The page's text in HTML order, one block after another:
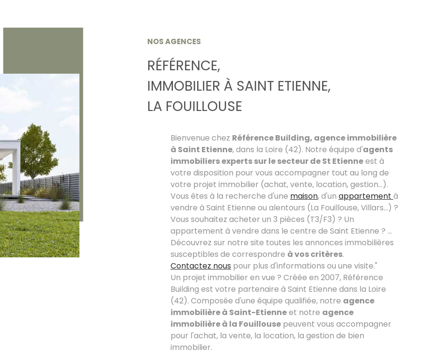
NOS AGENCES
RÉFÉRENCE,
IMMOBILIER À SAINT ETIENNE,
LA FOUILLOUSE
Bienvenue chez Référence Building, agence immobilière
à Saint Etienne, dans la Loire (42). Notre équipe d'agents
immobiliers experts sur le secteur de St Etienneest à
votre disposition pour vous accompagner tout au long de
votre projet immobilier (achat, vente, location, gestion...).
Vous êtes à la recherche d'une maison, d'un appartement à
vendre à Saint Etienne ou alentours (La Fouillouse, Villars...) ?
Vous souhaitez acheter un 3 pièces (T3/F3) ? Un
appartement à vendre dans le centre de Saint Etienne ? ...
Découvrez sur notre site toutes les annonces immobilières
susceptibles de correspondre à vos critères.
Contactez nous pour plus d'informations ou une visite."
Un projet immobilier en vue ? Créée en 2007, Référence
Building est votre partenaire à Saint Etienne dans la Loire
(42). Composée d'une équipe qualifiée, notre agence
immobilière à Saint-Etienneet notre agence
immobilière à la Fouillouse peuvent vous accompagner
pour l'achat, la vente, la location, la gestion de bien
immobilier.